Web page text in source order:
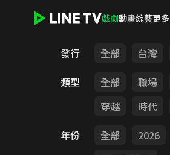
戲劇動畫綜藝更多
發行 全部 台灣
類型
全部 職場
穿越
時代
年份
全部 2026